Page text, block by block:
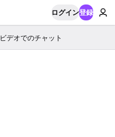
ログイン登録
ビデオでのチャット